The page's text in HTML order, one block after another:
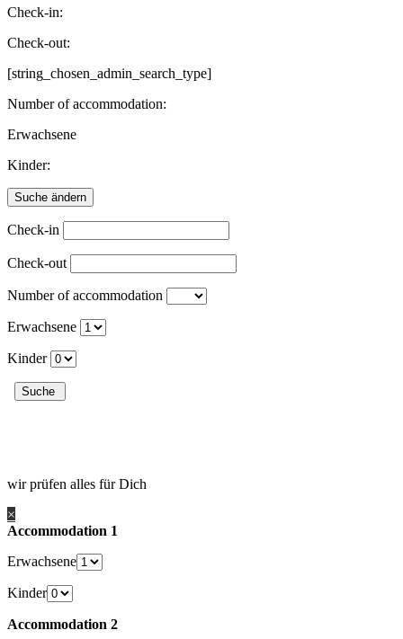
Check-in:
Check-out:
[string_chosen_admin_search_type]
Number of accommodation:
Erwachsene
Kinder:
Check-in
Check-out
Number of accommodation
Erwachsene
Kinder
wir prüfen alles für Dich
×
Accommodation 1
Erwachsene
Kinder
Accommodation 2